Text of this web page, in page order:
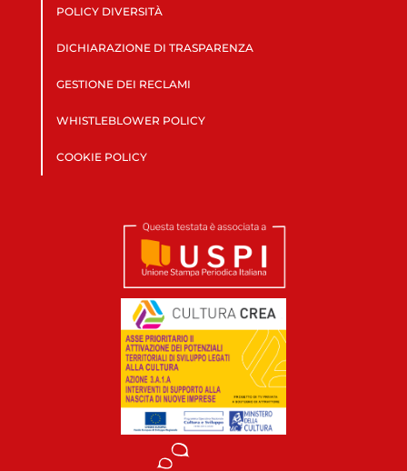
POLICY DIVERSITÀ
DICHIARAZIONE DI TRASPARENZA
GESTIONE DEI RECLAMI
WHISTLEBLOWER POLICY
COOKIE POLICY